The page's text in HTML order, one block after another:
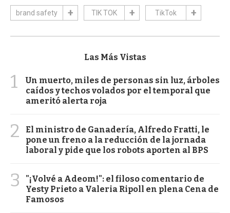
brand safety TIK TOK TikTok
Las Más Vistas
1
Un muerto, miles de personas sin luz, árboles
caídos y techos volados por el temporal que
ameritó alerta roja
2
El ministro de Ganadería, Alfredo Fratti, le
pone un freno a la reducción de la jornada
laboral y pide que los robots aporten al BPS
3
"¡Volvé a Adeom!": el filoso comentario de
Yesty Prieto a Valeria Ripoll en plena Cena de
Famosos